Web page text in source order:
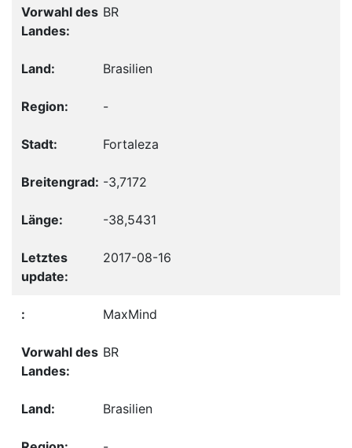
BR
Brasilien
-
Fortaleza
-3,7172
-38,5431
2017-08-16
MaxMind
BR
Brasilien